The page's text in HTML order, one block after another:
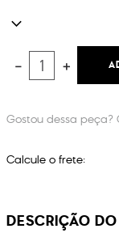
＋
－
Calcule o frete:
DESCRIÇÃO